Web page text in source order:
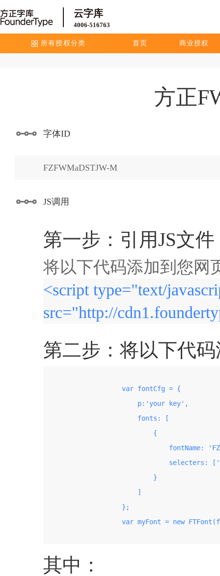
云字库
4006-516763
所有授权分类 首页 商业授权
方正
字体ID
FZFWMaDSTJW-M
JS调用
第一步：引用JS文件
将以下代码添加到您网
<script type="text/
src="http://
第二步：将以下代
                    var fontCfg = {
                        p:'your key',
                        fonts: [
                            {
fontName:
selecters:
                            }
                        ]
                    };
var myFont = new
其中：